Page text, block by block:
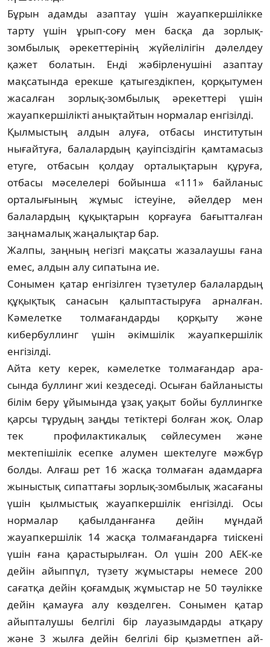
Бұрын адамды азаптау үшін жауап­кер­ші­лікке
тарту үшін ұрып-соғу мен басқа да зор­лық-
зомбылық әрекеттерінің жүйелілігін дә­лелдеу
қажет болатын. Енді жәбірленушіні азап­тау
мақсатында ерекше қатыгездікпен, қо­р­қытумен
жасалған зорлық-зомбылық әре­кеттері үшін
жауапкершілікті анықтай­тын нормалар енгізілді.
Қылмыстың алдын алуға, отбасы инс­титутын
нығайтуға, балалардың қауіп­сіз­­дігін қамтамасыз
етуге, отбасын қолдау ор­талықтарын құруға,
отбасы мәселелері бойын­ша «111» байланыс
орталығының жұ­мыс істеуіне, әйелдер мен
балалардың құ­қық­­­тарын қорғауға бағытталған
заңнамалық жаңалықтар бар.
Жалпы, заңның негізгі мақсаты жаза­лау­шы ғана
емес, алдын алу сипатына ие.
Сонымен қатар енгізілген түзетулер ба­лалардың
құқықтық санасын қа­лып­тастыруға арналған.
Кәмелетке толма­ған­дарды қорқыту және
кибербуллинг үшін әкімшілік жауапкершілік
енгізілді.
Айта кету керек, кәмелетке толмағандар ара­
сында буллинг жиі кездеседі. Осыған бай­ланысты
білім беру ұйымында ұзақ уа­қыт бойы буллингке
қарсы тұрудың заңды те­тіктері болған жоқ. Олар
тек профи­лак­ти­­­калық сөйлесумен және
мектепішілік есеп­ке алумен шектелуге мәжбүр
болды. Ал­ғаш рет 16 жасқа толмаған адамдарға
жы­ныстық сипаттағы зорлық-зомбылық жа­сағаны
үшін қылмыстық жауапкершілік ен­гізілді. Осы
нормалар қабылданғанға дейін мұндай
жауапкершілік 14 жасқа тол­ма­ғандарға тиіскені
үшін ғана қарас­ты­рыл­ған. Ол үшін 200 АЕК-ке
дейін айыппұл, тү­­­­зету жұмыстары немесе 200
сағатқа дейін қо­ғам­дық жұмыстар не 50 тәулікке
дейін қа­мауға алу көзделген. Сонымен қатар
айып­талушы белгілі бір лауазымдарды атқару
және 3 жылға дейін белгілі бір қызметпен ай­